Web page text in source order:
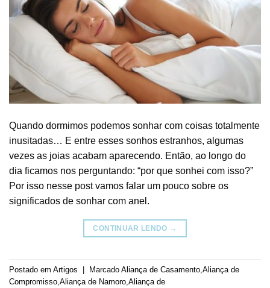
Quando dormimos podemos sonhar com coisas totalmente
inusitadas… E entre esses sonhos estranhos, algumas
vezes as joias acabam aparecendo. Então, ao longo do
dia ficamos nos perguntando: “por que sonhei com isso?”
Por isso nesse post vamos falar um pouco sobre os
significados de sonhar com anel.
CONTINUAR LENDO →
Postado em Artigos | Marcado Aliança de Casamento Aliança de
Compromisso Aliança de Namoro Aliança de